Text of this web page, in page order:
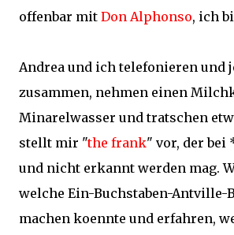
offenbar mit Don Alphonso, ich
Andrea und ich telefonieren und
zusammen, nehmen einen
Minarelwasser und tratschen
stellt mir "the frank" vor, der
und nicht erkannt werden mag.
welche Ein-Buchstaben-Antville-
machen koennte und erfahren,